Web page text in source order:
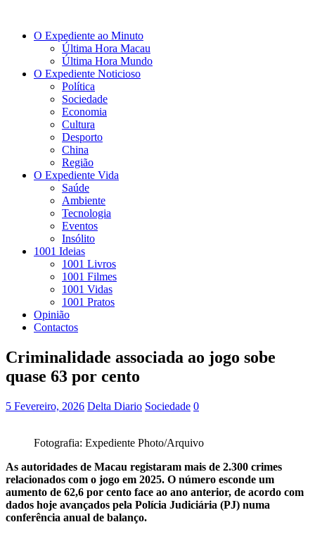
O Expediente ao Minuto
Última Hora Macau
Última Hora Mundo
O Expediente Noticioso
Política
Sociedade
Economia
Cultura
Desporto
China
Região
O Expediente Vida
Saúde
Ambiente
Tecnologia
Eventos
Insólito
1001 Ideias
1001 Livros
1001 Filmes
1001 Vidas
1001 Pratos
Opinião
Contactos
Criminalidade associada ao jogo sobe
quase 63 por cento
5 Fevereiro, 2026 Delta Diario Sociedade 0
Fotografia: Expediente Photo/Arquivo
As autoridades de Macau registaram mais de 2.300 crimes
relacionados com o jogo em 2025. O número esconde um
aumento de 62,6 por cento face ao ano anterior, de acordo com
dados hoje avançados pela Polícia Judiciária (PJ) numa
conferência anual de balanço.